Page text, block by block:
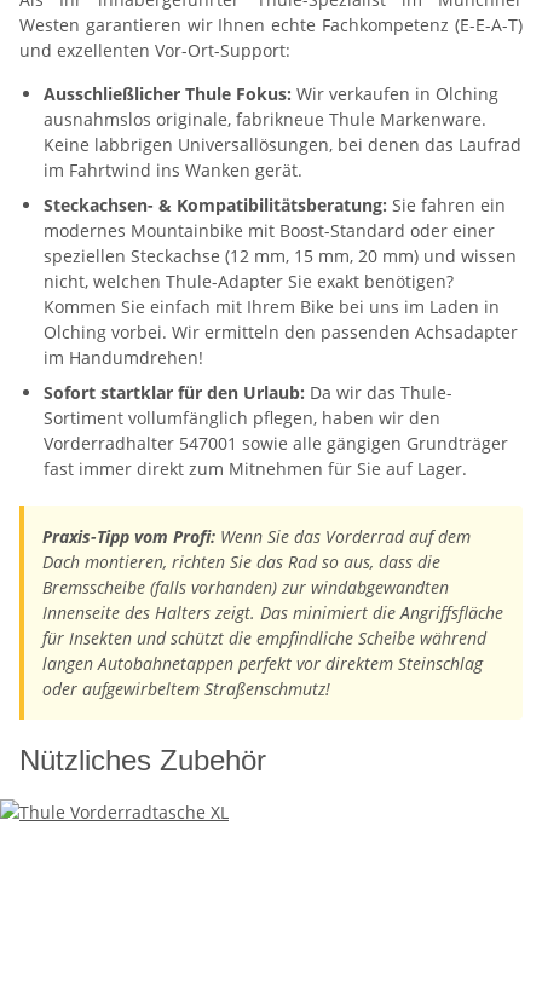
Westen garantieren wir Ihnen echte Fachkompetenz (E-E-A-T)
und exzellenten Vor-Ort-Support:
Ausschließlicher Thule Fokus: Wir verkaufen in Olching
ausnahmslos originale, fabrikneue Thule Markenware.
Keine labbrigen Universallösungen, bei denen das Laufrad
im Fahrtwind ins Wanken gerät.
Steckachsen- & Kompatibilitätsberatung: Sie fahren ein
modernes Mountainbike mit Boost-Standard oder einer
speziellen Steckachse (12 mm, 15 mm, 20 mm) und wissen
nicht, welchen Thule-Adapter Sie exakt benötigen?
Kommen Sie einfach mit Ihrem Bike bei uns im Laden in
Olching vorbei. Wir ermitteln den passenden Achsadapter
im Handumdrehen!
Sofort startklar für den Urlaub: Da wir das Thule-
Sortiment vollumfänglich pflegen, haben wir den
Vorderradhalter 547001 sowie alle gängigen Grundträger
fast immer direkt zum Mitnehmen für Sie auf Lager.
Praxis-Tipp vom Profi: Wenn Sie das Vorderrad auf dem
Dach montieren, richten Sie das Rad so aus, dass die
Bremsscheibe (falls vorhanden) zur windabgewandten
Innenseite des Halters zeigt. Das minimiert die Angriffsfläche
für Insekten und schützt die empfindliche Scheibe während
langen Autobahnetappen perfekt vor direktem Steinschlag
oder aufgewirbeltem Straßenschmutz!
Nützliches Zubehör